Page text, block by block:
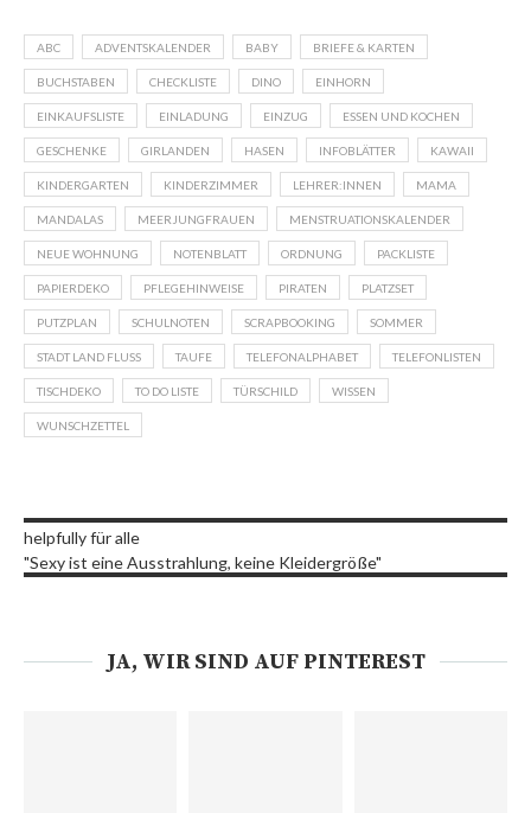
ABC ADVENTSKALENDER BABY BRIEFE & KARTEN
BUCHSTABEN CHECKLISTE DINO EINHORN
EINKAUFSLISTE EINLADUNG EINZUG ESSEN UND KOCHEN
GESCHENKE GIRLANDEN HASEN INFOBLÄTTER KAWAII
KINDERGARTEN KINDERZIMMER LEHRER:INNEN MAMA
MANDALAS MEERJUNGFRAUEN MENSTRUATIONSKALENDER
NEUE WOHNUNG NOTENBLATT ORDNUNG PACKLISTE
PAPIERDEKO PFLEGEHINWEISE PIRATEN PLATZSET
PUTZPLAN SCHULNOTEN SCRAPBOOKING SOMMER
STADT LAND FLUSS TAUFE TELEFONALPHABET TELEFONLISTEN
TISCHDEKO TO DO LISTE TÜRSCHILD WISSEN
WUNSCHZETTEL
helpfully für alle
"Sexy ist eine Ausstrahlung, keine Kleidergröße"
JA, WIR SIND AUF PINTEREST